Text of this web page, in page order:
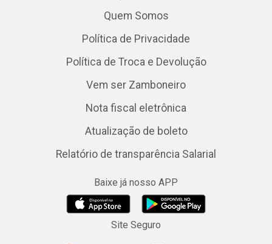
Quem Somos
Política de Privacidade
Política de Troca e Devolução
Vem ser Zamboneiro
Nota fiscal eletrônica
Atualização de boleto
Relatório de transparência Salarial
Baixe já nosso APP
Site Seguro